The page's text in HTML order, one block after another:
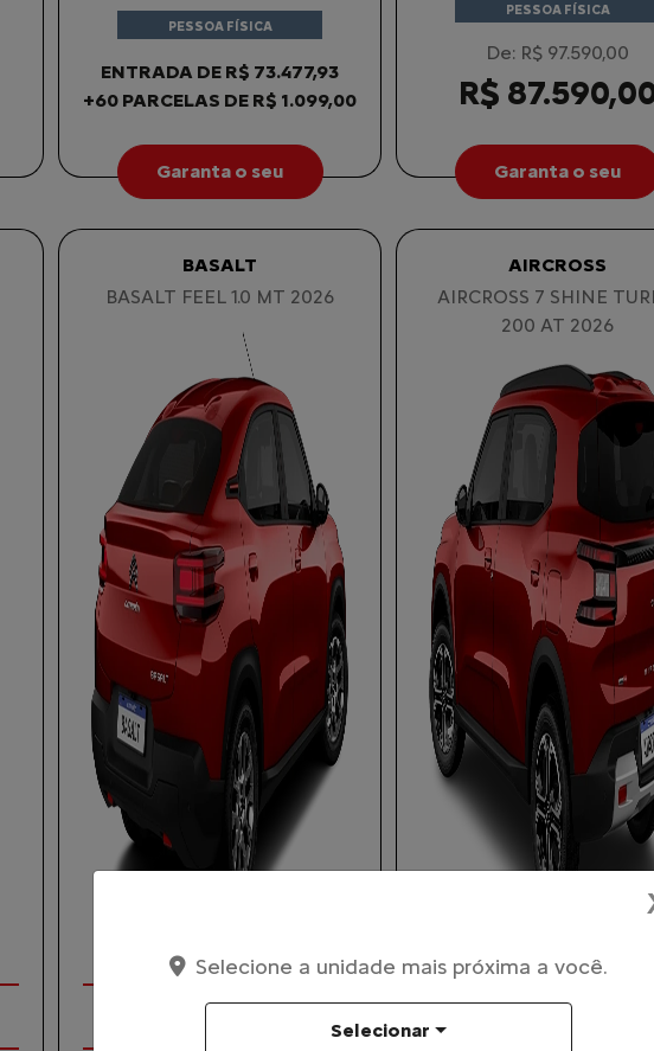
ENTRADA DE R$ 73.477,93
+60 PARCELAS DE R$ 1.099,00
PESSOA FÍSICA
Garanta o seu
PESSOA FÍSICA
De: R$ 97.590,00
R$
Garanta o seu
BASALT
BASALT FEEL 1.0 MT 2026
AIRCROSS
AIRCROSS 7 SHINE
200 AT 2026
COM SEU USADO NA TROCA
Selecione a unidade mais próxima a você.
Selecionar